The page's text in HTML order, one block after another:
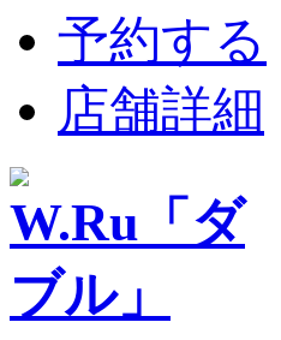
予約する
店舗詳細